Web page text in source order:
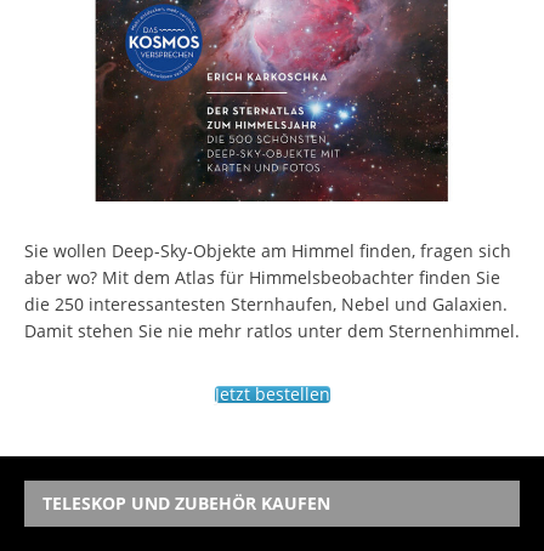
Sie wollen Deep-Sky-Objekte am Himmel finden, fragen sich
aber wo? Mit dem Atlas für Himmelsbeobachter finden Sie
die 250 interessantesten Sternhaufen, Nebel und Galaxien.
Damit stehen Sie nie mehr ratlos unter dem Sternenhimmel.
Jetzt bestellen
TELESKOP UND ZUBEHÖR KAUFEN